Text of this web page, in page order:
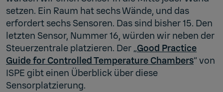
setzen. Ein Raum hat sechs Wände, und das
erfordert sechs Sensoren. Das sind bisher 15. Den
letzten Sensor, Nummer 16, würden wir neben der
Steuerzentrale platzieren. Der „Good Practice
Guide for Controlled Temperature Chambers“ von
ISPE gibt einen Überblick über diese
Sensorplatzierung.